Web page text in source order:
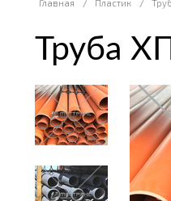
Главная / Пластик /
Труба